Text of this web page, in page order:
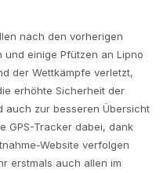
nach den vorherigen
einige Pfützen an Lipno
der Wettkämpfe verletzt,
erhöhte Sicherheit der
auch zur besseren Übersicht
GPS-Tracker dabei, dank
Website verfolgen
erstmals auch allen im